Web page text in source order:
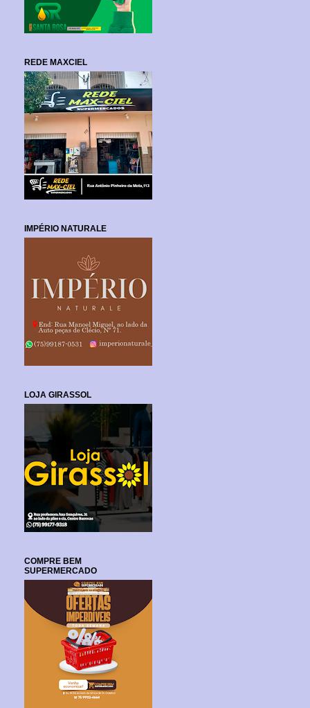
REDE MAXCIEL
IMPÉRIO NATURALE
LOJA GIRASSOL
COMPRE BEM
SUPERMERCADO